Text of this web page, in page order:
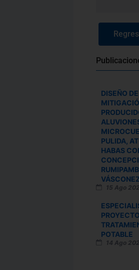
de herramientas
DISEÑO
PULIDA,
HABAS
15 Ago
POTABLE
14 Ago